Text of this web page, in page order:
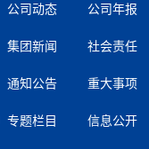
公司动态
集团新闻
通知公告
专题栏目
公司年报
社会责任
重大事项
信息公开